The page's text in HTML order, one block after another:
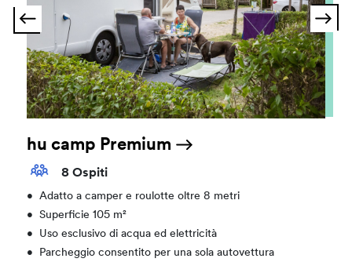
hu camp Premium
8 Ospiti
•
Adatto a camper e roulotte oltre 8 metri
•
Superficie 105 m²
•
Uso esclusivo di acqua ed elettricità
•
Parcheggio consentito per una sola autovettura